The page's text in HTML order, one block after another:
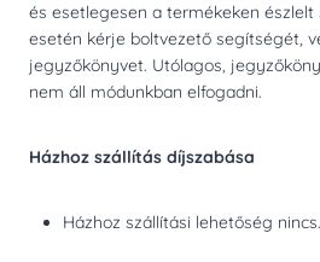
és esetlegesen a termékeken észlelt
esetén kérje boltvezető segítségét,
jegyzőkönyvet. Utólagos,
nem áll módunkban elfogadni.
Házhoz szállítás díjszabása
Házhoz szállítási lehetőség nincs.